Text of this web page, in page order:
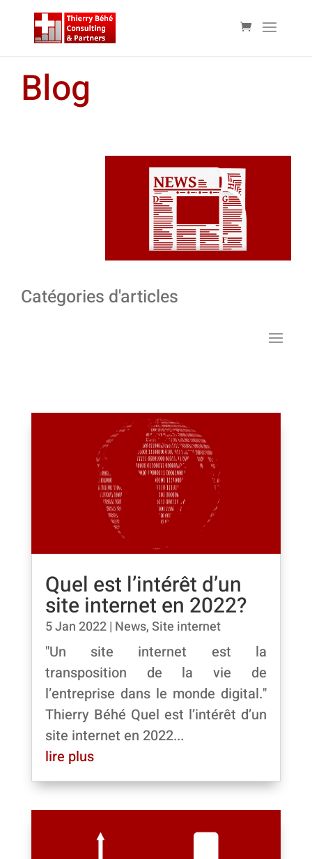
Blog
Catégories d'articles
Quel est l’intérêt d’un
site internet en 2022?
5 Jan 2022| News,Site internet
"Un site internet est la
transposition de la vie de
l’entreprise dans le monde digital."
Thierry Béhé Quel est l’intérêt d’un
site internet en 2022...
lire plus